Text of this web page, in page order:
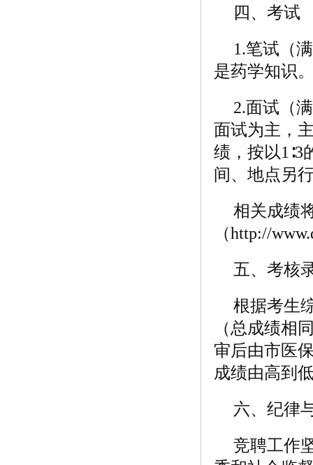
四、考试
1.笔试（
是药学知识
2.面试（
面试为主，
绩，按以
间、地点另
相关成绩
（http://
五、考核
根据考生
（总成绩相
审后由市医
成绩由高到
六、纪律
竞聘工作